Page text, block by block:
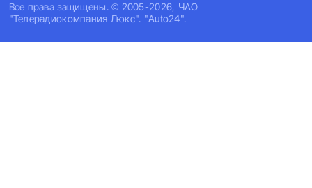
Все права защищены. © 2005-2026, ЧАО
"Телерадиокомпания Люкс". "Auto24".